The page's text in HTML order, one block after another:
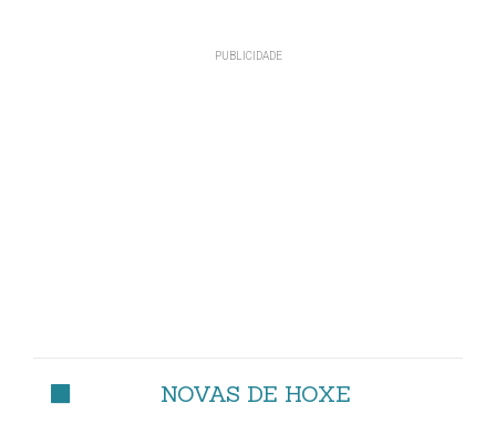
NOVAS DE HOXE